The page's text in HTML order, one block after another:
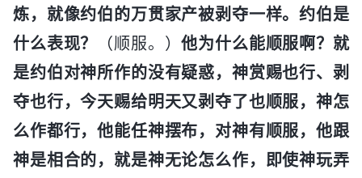
炼，就像约伯的万贯家产被剥夺一样。约伯是
什么表现？
（顺服。）他为什么能顺服啊？就
是约伯对神所作的没有疑惑，神赏赐也行、剥
夺也行，今天赐给明天又剥夺了也顺服，神怎
么作都行，他能任神摆布，对神有顺服，他跟
神是相合的，就是神无论怎么作，即使神玩弄